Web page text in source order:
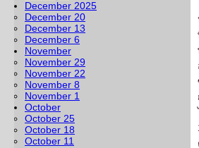
December 2025
December 20
December 13
December 6
November
November 29
November 22
November 8
November 1
October
October 25
October 18
October 11